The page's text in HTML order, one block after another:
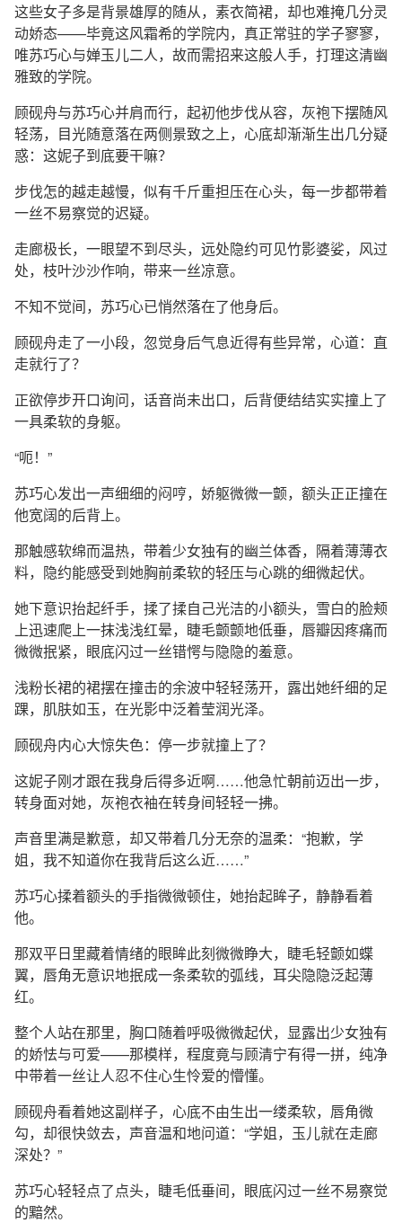
这些女子多是背景雄厚的随从，素衣简裙，却也难掩几分灵
动娇态——毕竟这风霜希的学院内，真正常驻的学子寥寥，
唯苏巧心与婵玉儿二人，故而需招来这般人手，打理这清幽
雅致的学院。
顾砚舟与苏巧心并肩而行，起初他步伐从容，灰袍下摆随风
轻荡，目光随意落在两侧景致之上，心底却渐渐生出几分疑
惑：这妮子到底要干嘛？
步伐怎的越走越慢，似有千斤重担压在心头，每一步都带着
一丝不易察觉的迟疑。
走廊极长，一眼望不到尽头，远处隐约可见竹影婆娑，风过
处，枝叶沙沙作响，带来一丝凉意。
不知不觉间，苏巧心已悄然落在了他身后。
顾砚舟走了一小段，忽觉身后气息近得有些异常，心道：直
走就行了？
正欲停步开口询问，话音尚未出口，后背便结结实实撞上了
一具柔软的身躯。
“呃！”
苏巧心发出一声细细的闷哼，娇躯微微一颤，额头正正撞在
他宽阔的后背上。
那触感软绵而温热，带着少女独有的幽兰体香，隔着薄薄衣
料，隐约能感受到她胸前柔软的轻压与心跳的细微起伏。
她下意识抬起纤手，揉了揉自己光洁的小额头，雪白的脸颊
上迅速爬上一抹浅浅红晕，睫毛颤颤地低垂，唇瓣因疼痛而
微微抿紧，眼底闪过一丝错愕与隐隐的羞意。
浅粉长裙的裙摆在撞击的余波中轻轻荡开，露出她纤细的足
踝，肌肤如玉，在光影中泛着莹润光泽。
顾砚舟内心大惊失色：停一步就撞上了？
这妮子刚才跟在我身后得多近啊……他急忙朝前迈出一步，
转身面对她，灰袍衣袖在转身间轻轻一拂。
声音里满是歉意，却又带着几分无奈的温柔：“抱歉，学
姐，我不知道你在我背后这么近……”
苏巧心揉着额头的手指微微顿住，她抬起眸子，静静看着
他。
那双平日里藏着情绪的眼眸此刻微微睁大，睫毛轻颤如蝶
翼，唇角无意识地抿成一条柔软的弧线，耳尖隐隐泛起薄
红。
整个人站在那里，胸口随着呼吸微微起伏，显露出少女独有
的娇怯与可爱——那模样，程度竟与顾清宁有得一拼，纯净
中带着一丝让人忍不住心生怜爱的懵懂。
顾砚舟看着她这副样子，心底不由生出一缕柔软，唇角微
勾，却很快敛去，声音温和地问道：“学姐，玉儿就在走廊
深处？”
苏巧心轻轻点了点头，睫毛低垂间，眼底闪过一丝不易察觉
的黯然。